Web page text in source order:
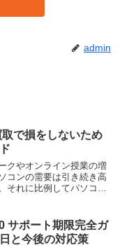
admin
で損をしないため
クやオンライン授業の増
コンの需要は引き続き高
それに比例してパソコン
ます。しかし、知識がな
と、相場...
サポート期限完全ガ
と今後の対応策